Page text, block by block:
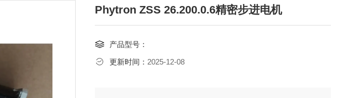
Phytron ZSS 26.200.0.6精密步进电机
产品型号：
更新时间： 2025-12-08